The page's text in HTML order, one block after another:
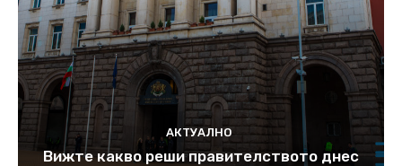
АКТУАЛНО
Вижте какво реши правителството днес